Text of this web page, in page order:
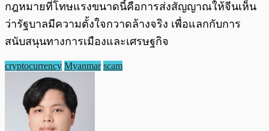
กฎหมายที่โทษแรงขนาดนี้คือการส่งสัญญาณให้จีนเห็น
ว่ารัฐบาลมีความตั้งใจกวาดล้างจริง เพื่อแลกกับการ
สนับสนุนทางการเมืองและเศรษฐกิจ
cryptocurrency Myanmar scam